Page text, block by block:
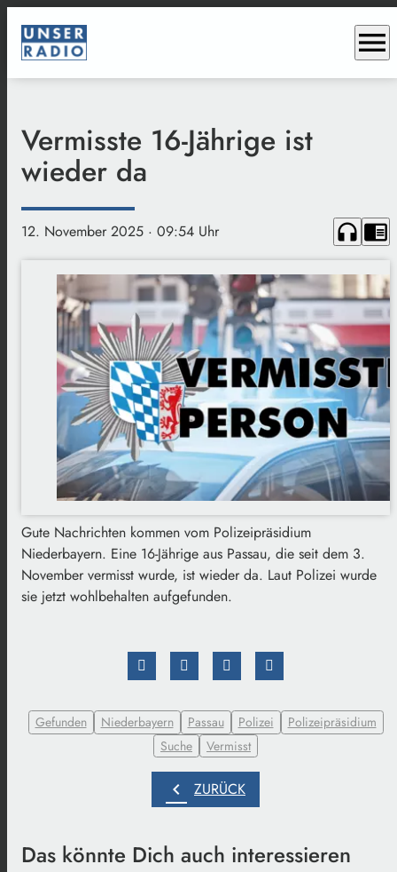
menu
Vermisste 16-Jährige ist
wieder da
12. November 2025 · 09:54 Uhr headphones chrome_reader_mode
Gute Nachrichten kommen vom Polizeipräsidium
Niederbayern. Eine 16-Jährige aus Passau, die seit dem 3.
November vermisst wurde, ist wieder da. Laut Polizei wurde
sie jetzt wohlbehalten aufgefunden.
Gefunden Niederbayern Passau Polizei
Polizeipräsidium
Suche
Vermisst
chevron_left ZURÜCK
Das könnte Dich auch interessieren